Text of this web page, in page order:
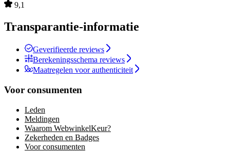
9,1
Transparantie-informatie
Geverifieerde reviews
Berekeningsschema reviews
Maatregelen voor authenticiteit
Voor consumenten
Leden
Meldingen
Waarom WebwinkelKeur?
Zekerheden en Badges
Voor consumenten